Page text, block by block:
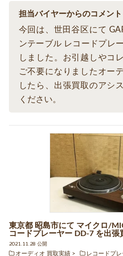
担当バイヤーからのコメント
今回は、世田谷区にて
ンテーブル レコードプレ
しました。お引越しやコ
ご不要になりましたオー
したら、出張買取のアシ
ください。
東京都 昭島市にて マイクロ/
コードプレーヤー DD-7 を出張
2021.11.28 公開
オーディオ 買取実績
レコードプ